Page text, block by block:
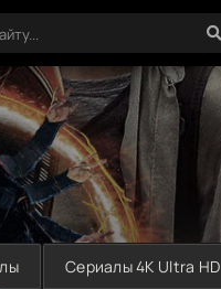
Сериалы 4K Ultra HD